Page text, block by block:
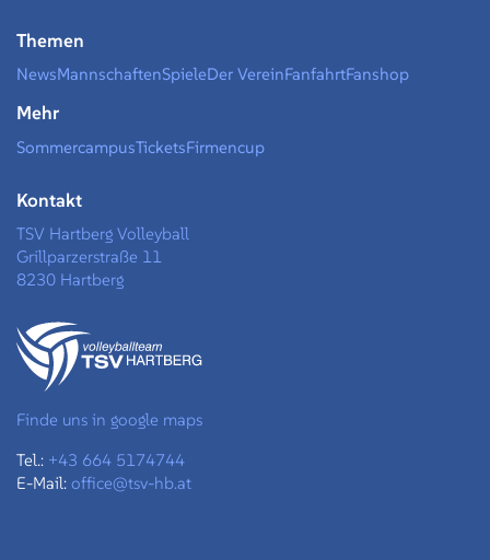
Finde uns in google maps
Tel.: +43 664 5174744
E-Mail: office@tsv-hb.at
Themen
NewsMannschaftenSpieleDer VereinFanfahrtFanshop
Mehr
SommercampusTicketsFirmencup
Kontakt
TSV Hartberg Volleyball
Grillparzerstraße 11
8230 Hartberg